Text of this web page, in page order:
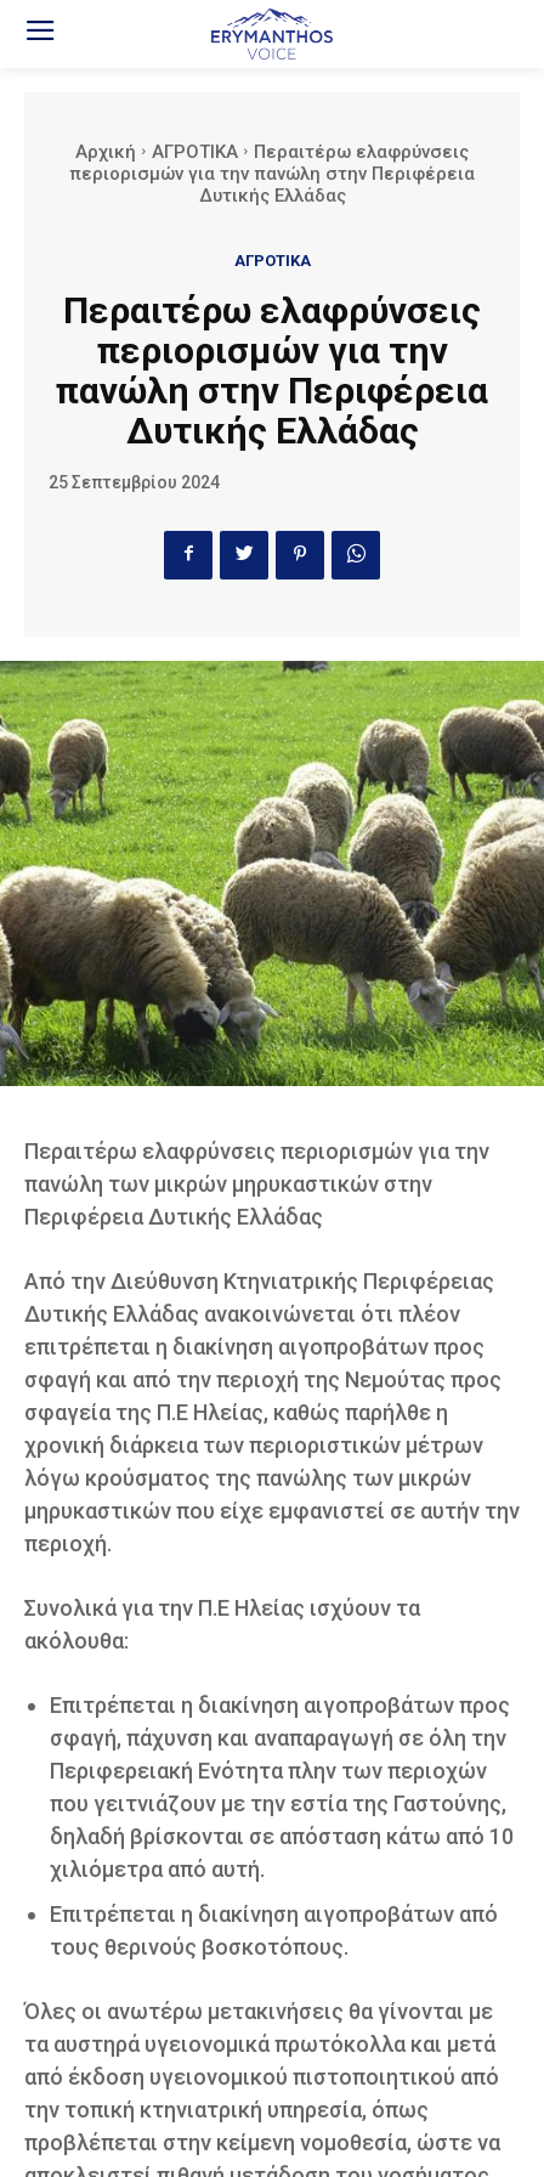
Αρχική ΑΓΡΟΤΙΚΑ
Περαιτέρω ελαφρύνσεις
περιορισμών για την πανώλη στην Περιφέρεια
Δυτικής Ελλάδας
ΑΓΡΟΤΙΚΑ
Περαιτέρω ελαφρύνσεις
περιορισμών για την
πανώλη στην Περιφέρεια
Δυτικής Ελλάδας
25 Σεπτεμβρίου 2024
Περαιτέρω ελαφρύνσεις περιορισμών για την
πανώλη των μικρών μηρυκαστικών στην
Περιφέρεια Δυτικής Ελλάδας
Από την Διεύθυνση Κτηνιατρικής Περιφέρειας
Δυτικής Ελλάδας ανακοινώνεται ότι πλέον
επιτρέπεται η διακίνηση αιγοπροβάτων προς
σφαγή και από την περιοχή της Νεμούτας προς
σφαγεία της Π.Ε Ηλείας, καθώς παρήλθε η
χρονική διάρκεια των περιοριστικών μέτρων
λόγω κρούσματος της πανώλης των μικρών
μηρυκαστικών που είχε εμφανιστεί σε αυτήν την
περιοχή.
Συνολικά για την Π.Ε Ηλείας ισχύουν τα
ακόλουθα:
Επιτρέπεται η διακίνηση αιγοπροβάτων προς
σφαγή, πάχυνση και αναπαραγωγή σε όλη την
Περιφερειακή Ενότητα πλην των περιοχών
που γειτνιάζουν με την εστία της Γαστούνης,
δηλαδή βρίσκονται σε απόσταση κάτω από 10
χιλιόμετρα από αυτή.
Επιτρέπεται η διακίνηση αιγοπροβάτων από
τους θερινούς βοσκοτόπους.
Όλες οι ανωτέρω μετακινήσεις θα γίνονται με
τα αυστηρά υγειονομικά πρωτόκολλα και μετά
από έκδοση υγειονομικού πιστοποιητικού από
την τοπική κτηνιατρική υπηρεσία, όπως
προβλέπεται στην κείμενη νομοθεσία, ώστε να